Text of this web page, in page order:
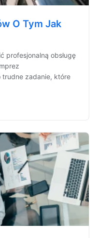
O Tym Jak
profesjonalną obsługę
zadanie, które